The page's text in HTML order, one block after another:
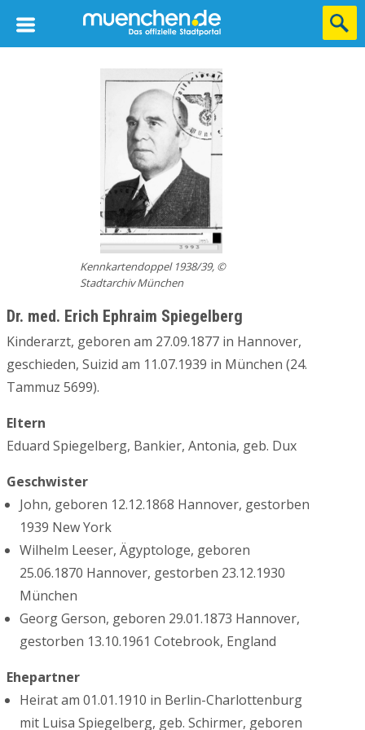
Kennkartendoppel 1938/39, ©
Stadtarchiv München
Dr. med. Erich Ephraim Spiegelberg
Kinderarzt, geboren am 27.09.1877 in Hannover,
geschieden, Suizid am 11.07.1939 in München (24.
Tammuz 5699).
Eltern
Eduard Spiegelberg, Bankier, Antonia, geb. Dux
Geschwister
John, geboren 12.12.1868 Hannover, gestorben
1939 New York
Wilhelm Leeser, Ägyptologe, geboren
25.06.1870 Hannover, gestorben 23.12.1930
München
Georg Gerson, geboren 29.01.1873 Hannover,
gestorben 13.10.1961 Cotebrook, England
Ehepartner
Heirat am 01.01.1910 in Berlin-Charlottenburg
mit Luisa Spiegelberg, geb. Schirmer, geboren